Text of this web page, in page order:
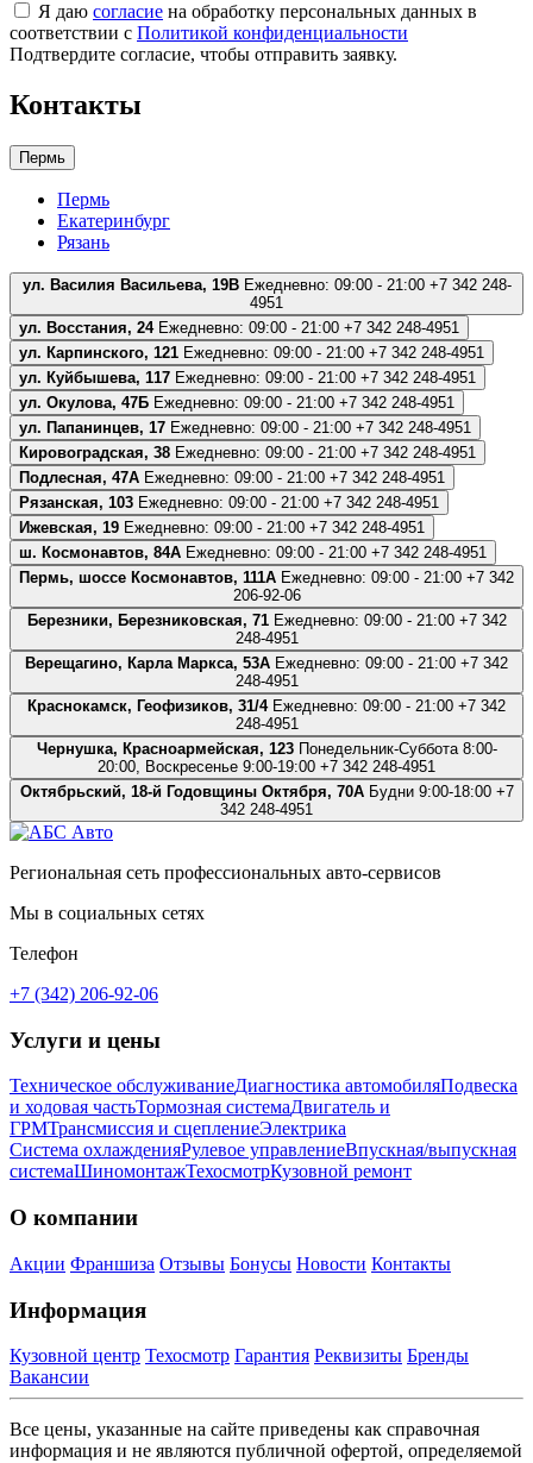
Я даю согласие на обработку персональных данных в
соответствии с Политикой конфиденциальности
Подтвердите согласие, чтобы отправить заявку.
Контакты
Пермь
Пермь
Екатеринбург
Рязань
ул. Василия Васильева, 19ВЕжедневно: 09:00 - 21:00+7 342 248-
4951
ул. Восстания, 24Ежедневно: 09:00 - 21:00 +7 342 248-4951
ул. Карпинского, 121 Ежедневно: 09:00 - 21:00 +7 342 248-4951
ул. Куйбышева, 117 Ежедневно: 09:00 - 21:00 +7 342 248-4951
ул. Окулова, 47Б Ежедневно: 09:00 - 21:00 +7 342 248-4951
ул. Папанинцев, 17 Ежедневно: 09:00 - 21:00 +7 342 248-4951
Кировоградская, 38 Ежедневно: 09:00 - 21:00 +7 342 248-4951
Подлесная, 47А Ежедневно: 09:00 - 21:00 +7 342 248-4951
Рязанская, 103 Ежедневно: 09:00 - 21:00 +7 342 248-4951
Ижевская, 19 Ежедневно: 09:00 - 21:00 +7 342 248-4951
ш. Космонавтов, 84А Ежедневно: 09:00 - 21:00 +7 342 248-4951
Пермь, шоссе Космонавтов, 111А Ежедневно: 09:00 - 21:00 +7 342
206-92-06
Березники, Березниковская, 71Ежедневно: 09:00 - 21:00+7 342
248-4951
Верещагино, Карла Маркса, 53А Ежедневно: 09:00 - 21:00 +7 342
248-4951
Краснокамск, Геофизиков, 31/4Ежедневно: 09:00 - 21:00 +7 342
248-4951
Чернушка, Красноармейская, 123Понедельник-Суббота 8:00-
20:00, Воскресенье 9:00-19:00 +7 342 248-4951
Октябрьский, 18-й Годовщины Октября, 70АБудни 9:00-18:00+7
342 248-4951
Региональная сеть профессиональных авто-сервисов
Мы в социальных сетях
Телефон
+7 (342) 206-92-06
Услуги и цены
Техническое обслуживаниеДиагностика автомобиляПодвеска
и ходовая частьТормозная системаДвигатель и
ГРМТрансмиссия и сцеплениеЭлектрика
Система охлажденияРулевое управлениеВпускная/выпускная
системаШиномонтажТехосмотрКузовной ремонт
О компании
Акции Франшиза Отзывы Бонусы Новости Контакты
Информация
Кузовной центр Техосмотр Гарантия Реквизиты Бренды
Вакансии
Все цены, указанные на сайте приведены как справочная
информация и не являются публичной офертой, определяемой